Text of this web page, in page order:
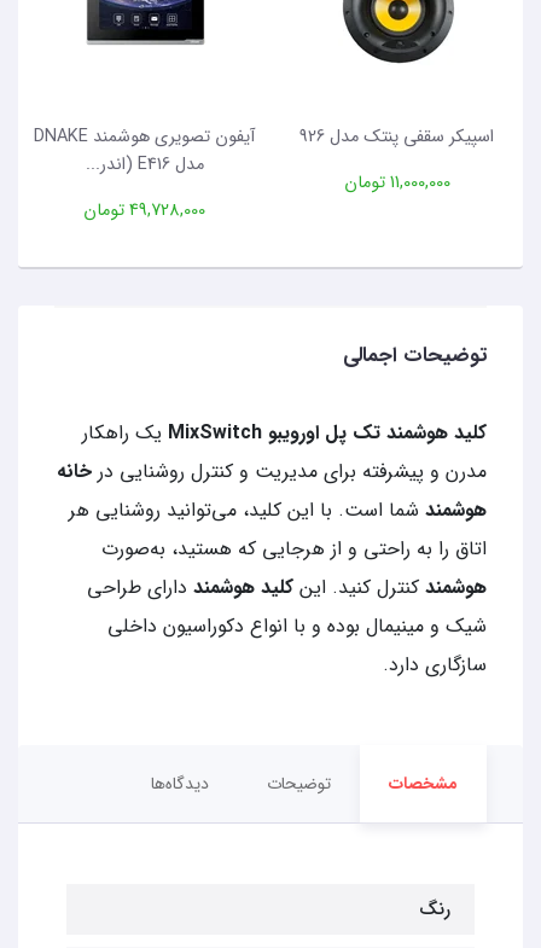
اسپیکر سقفی پنتک مدل 926
11,000,000 تومان
آیفون تصویری هوشمند DNAKE
مدل E416 (اندر...
49,728,000 تومان
توضیحات اجمالی
کلید هوشمند تک پل اورویبو MixSwitch
یک راهکار
مدرن و پیشرفته برای مدیریت و کنترل روشنایی در خانه
هوشمند شما است. با این کلید، می‌توانید روشنایی هر
اتاق را به راحتی و از هرجایی که هستید، به‌صورت
هوشمند کنترل کنید. این کلید هوشمند دارای طراحی
شیک و مینیمال بوده و با انواع دکوراسیون داخلی
سازگاری دارد.
مشخصات توضیحات دیدگاه‌ها
رنگ